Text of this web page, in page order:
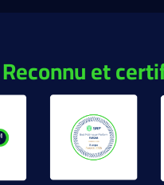
Reconnu et